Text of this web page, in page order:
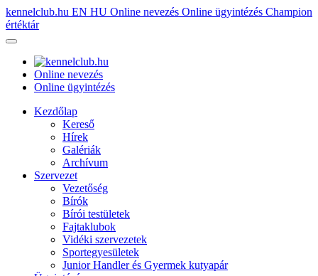
kennelclub.hu EN HU Online nevezés Online ügyintézés Champion
értéktár
Online nevezés
Online ügyintézés
Kezdőlap
Kereső
Hírek
Galériák
Archívum
Szervezet
Vezetőség
Bírók
Bírói testületek
Fajtaklubok
Vidéki szervezetek
Sportegyesületek
Junior Handler és Gyermek kutyapár